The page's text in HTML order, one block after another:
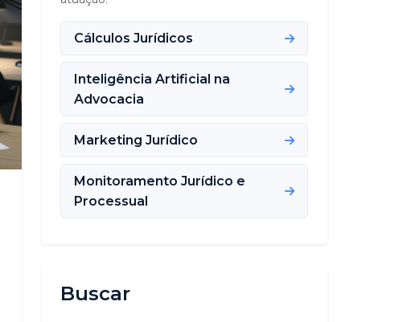
Cálculos Jurídicos
Inteligência Artificial na
Advocacia
Marketing Jurídico
Monitoramento Jurídico e
Processual
Buscar